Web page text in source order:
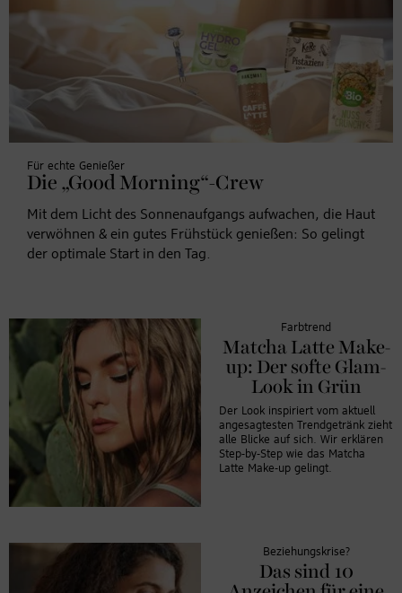
Für echte Genießer
Die „Good Morning“-Crew
Mit dem Licht des Sonnenaufgangs aufwachen, die Haut
verwöhnen & ein gutes Frühstück genießen: So gelingt
der optimale Start in den Tag.
Farbtrend
Matcha Latte Make-
up: Der softe Glam-
Look in Grün
Der Look inspiriert vom aktuell
angesagtesten Trendgetränk zieht
alle Blicke auf sich. Wir erklären
Step-by-Step wie das Matcha
Latte Make-up gelingt.
Beziehungskrise?
Das sind 10